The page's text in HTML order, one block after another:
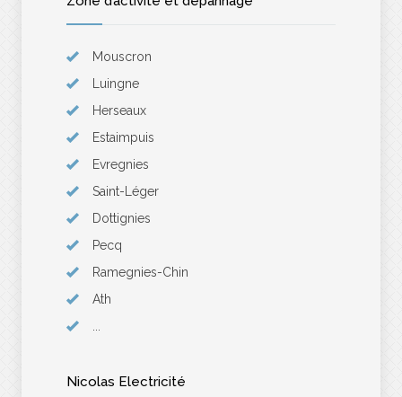
Mouscron
Luingne
Herseaux
Estaimpuis
Evregnies
Saint-Léger
Dottignies
Pecq
Ramegnies-Chin
Ath
...
Nicolas Electricité